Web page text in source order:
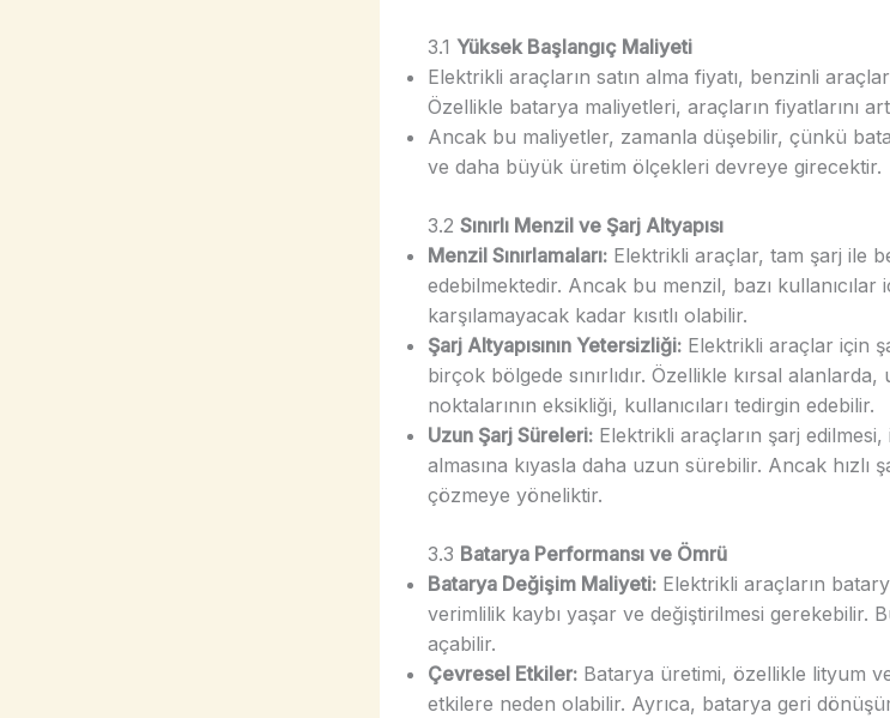
3.1 Yüksek Başlangıç Maliyeti
Elektrikli araçların satın alma fiyatı, benzinli
Özellikle batarya maliyetleri, araçların fiyatlarını
Ancak bu maliyetler, zamanla düşebilir, çünkü
ve daha büyük üretim ölçekleri devreye girecektir.
3.2 Sınırlı Menzil ve Şarj Altyapısı
Menzil Sınırlamaları: Elektrikli araçlar, tam şarj ile
edebilmektedir. Ancak bu menzil, bazı kullanıcılar
karşılamayacak kadar kısıtlı olabilir.
Şarj Altyapısının Yetersizliği: Elektrikli araçlar için
birçok bölgede sınırlıdır. Özellikle kırsal
noktalarının eksikliği, kullanıcıları tedirgin edebilir.
Uzun Şarj Süreleri: Elektrikli araçların şarj edilmesi,
almasına kıyasla daha uzun sürebilir. Ancak
çözmeye yöneliktir.
3.3 Batarya Performansı ve Ömrü
Batarya Değişim Maliyeti: Elektrikli araçların
verimlilik kaybı yaşar ve değiştirilmesi gerekebilir.
açabilir.
Çevresel Etkiler: Batarya üretimi, özellikle lityum
etkilere neden olabilir. Ayrıca, batarya geri